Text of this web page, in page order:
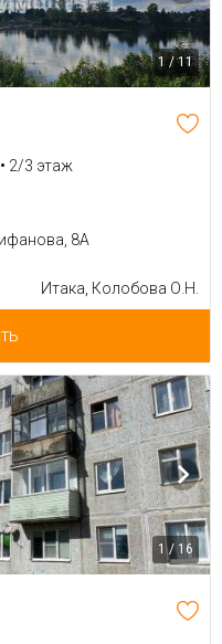
1 / 11
• 2/3 этаж
8А
Итака, Колобова О.Н.
1 / 16